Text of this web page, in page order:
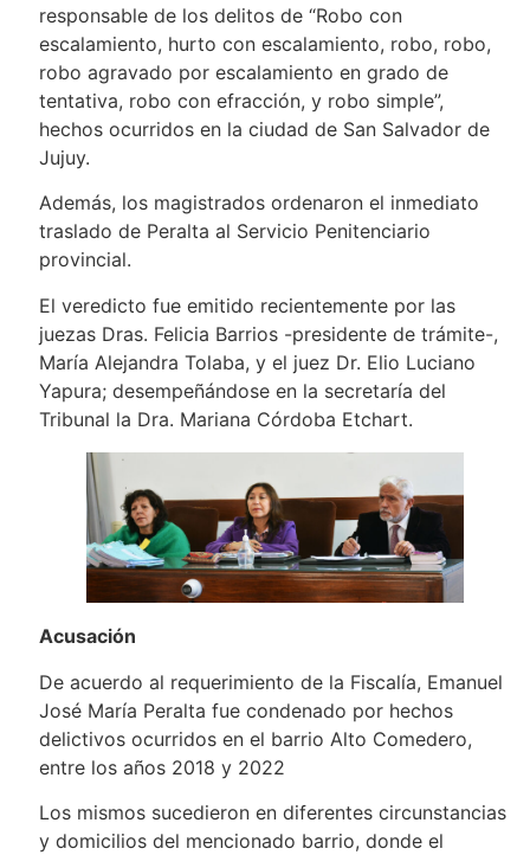
responsable de los delitos de “Robo con
escalamiento, hurto con escalamiento, robo, robo,
robo agravado por escalamiento en grado de
tentativa, robo con efracción, y robo simple”,
hechos ocurridos en la ciudad de San Salvador de
Jujuy.
Además, los magistrados ordenaron el inmediato
traslado de Peralta al Servicio Penitenciario
provincial.
El veredicto fue emitido recientemente por las
juezas Dras. Felicia Barrios -presidente de trámite-,
María Alejandra Tolaba, y el juez Dr. Elio Luciano
Yapura; desempeñándose en la secretaría del
Tribunal la Dra. Mariana Córdoba Etchart.
Acusación
De acuerdo al requerimiento de la Fiscalía, Emanuel
José María Peralta fue condenado por hechos
delictivos ocurridos en el barrio Alto Comedero,
entre los años 2018 y 2022
Los mismos sucedieron en diferentes circunstancias
y domicilios del mencionado barrio, donde el